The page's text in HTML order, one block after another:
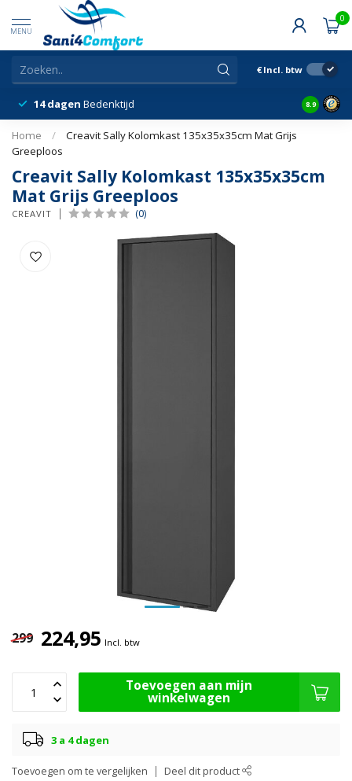
MENU
0
€ Incl. btw
14 dagen Bedenktijd Snelle
8.9
Home /
Creavit Sally Kolomkast 135x35x35cm Mat Grijs
Greeploos
Creavit Sally Kolomkast 135x35x35cm
Mat Grijs Greeploos
CREAVIT (0)
299 224,95 Incl. btw
Toevoegen aan mijn
winkelwagen
3 a 4 dagen
Toevoegen om te vergelijken Deel dit product